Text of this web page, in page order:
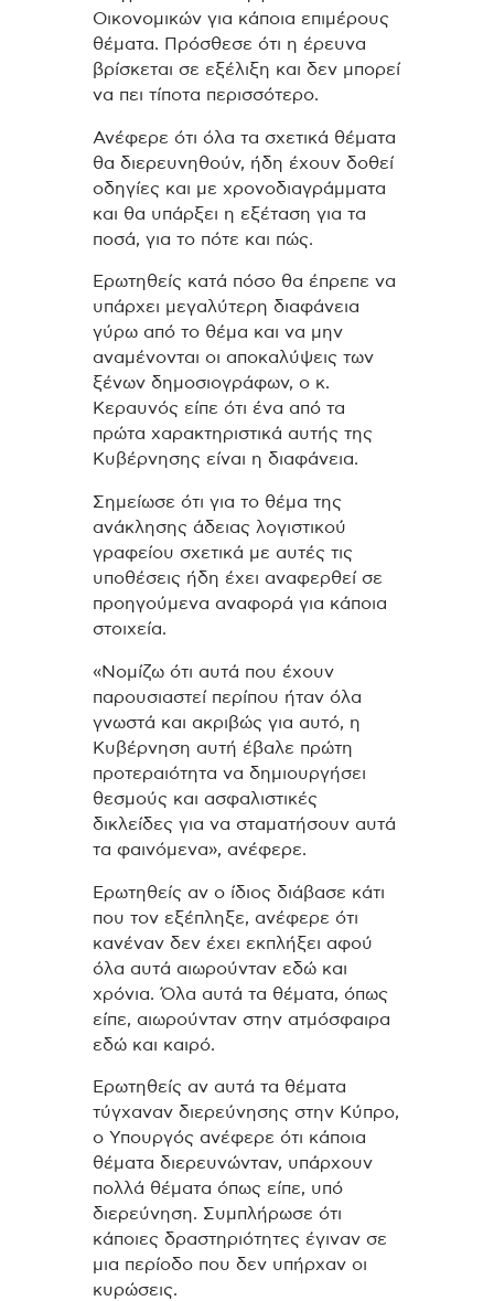
Οικονομικών για κάποια επιμέρους
θέματα. Πρόσθεσε ότι η έρευνα
βρίσκεται σε εξέλιξη και δεν μπορεί
να πει τίποτα περισσότερο.
Ανέφερε ότι όλα τα σχετικά θέματα
θα διερευνηθούν, ήδη έχουν δοθεί
οδηγίες και με χρονοδιαγράμματα
και θα υπάρξει η εξέταση για τα
ποσά, για το πότε και πώς.
Ερωτηθείς κατά πόσο θα έπρεπε να
υπάρχει μεγαλύτερη διαφάνεια
γύρω από το θέμα και να μην
αναμένονται οι αποκαλύψεις των
ξένων δημοσιογράφων, ο κ.
Κεραυνός είπε ότι ένα από τα
πρώτα χαρακτηριστικά αυτής της
Κυβέρνησης είναι η διαφάνεια.
Σημείωσε ότι για το θέμα της
ανάκλησης άδειας λογιστικού
γραφείου σχετικά με αυτές τις
υποθέσεις ήδη έχει αναφερθεί σε
προηγούμενα αναφορά για κάποια
στοιχεία.
«Νομίζω ότι αυτά που έχουν
παρουσιαστεί περίπου ήταν όλα
γνωστά και ακριβώς για αυτό, η
Κυβέρνηση αυτή έβαλε πρώτη
προτεραιότητα να δημιουργήσει
θεσμούς και ασφαλιστικές
δικλείδες για να σταματήσουν αυτά
τα φαινόμενα», ανέφερε.
Ερωτηθείς αν ο ίδιος διάβασε κάτι
που τον εξέπληξε, ανέφερε ότι
κανέναν δεν έχει εκπλήξει αφού
όλα αυτά αιωρούνταν εδώ και
χρόνια. Όλα αυτά τα θέματα, όπως
είπε, αιωρούνταν στην ατμόσφαιρα
εδώ και καιρό.
Ερωτηθείς αν αυτά τα θέματα
τύγχαναν διερεύνησης στην Κύπρο,
ο Υπουργός ανέφερε ότι κάποια
θέματα διερευνώνταν, υπάρχουν
πολλά θέματα όπως είπε, υπό
διερεύνηση. Συμπλήρωσε ότι
κάποιες δραστηριότητες έγιναν σε
μια περίοδο που δεν υπήρχαν οι
κυρώσεις.